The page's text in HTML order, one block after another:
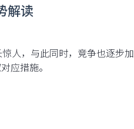
解读
人，与此同时，竞争也逐步
应措施。